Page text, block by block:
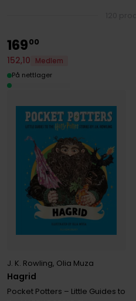
Hagrid
J. K. Rowling, Olia Muza
Pocket Potters – Little Guides to
16900
152,10
Medlem
På nettlager